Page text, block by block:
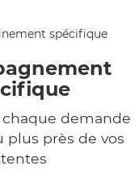
demande
plus près de vos